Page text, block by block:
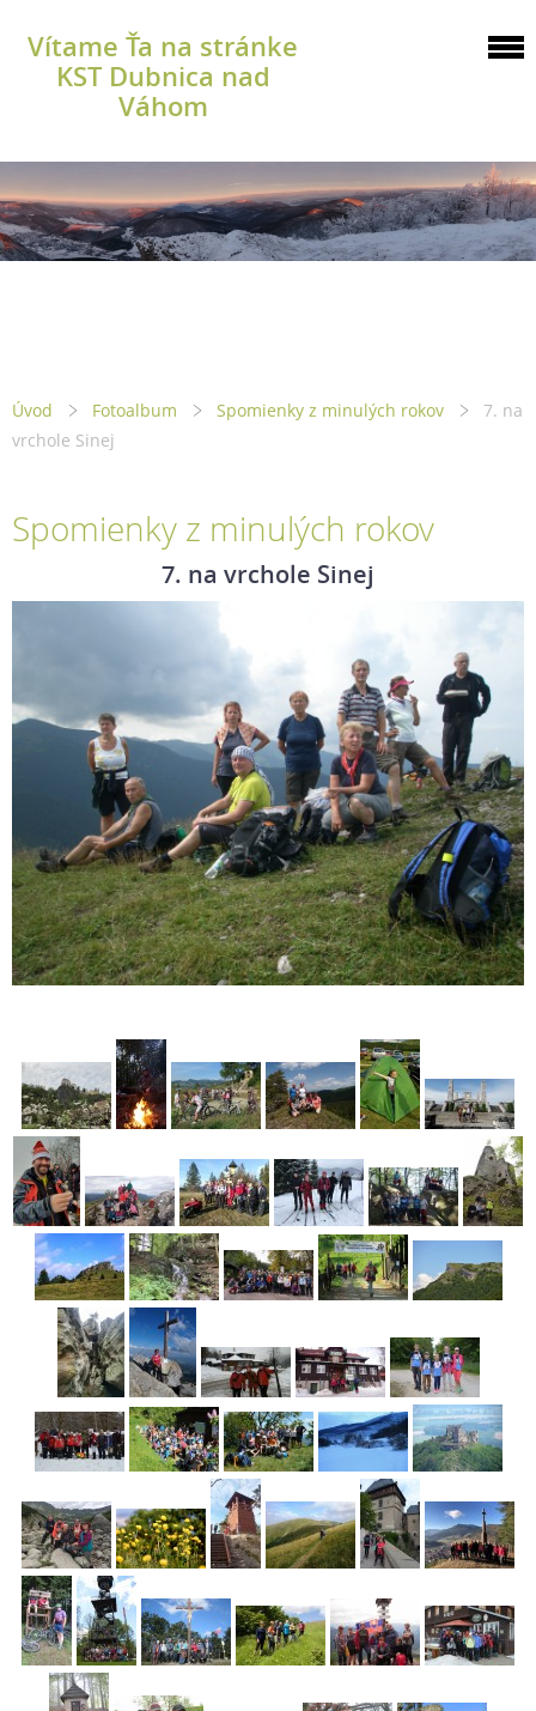
Vítame Ťa na stránke
KST Dubnica nad
Váhom
Úvod Fotoalbum Spomienky z minulých rokov
7. na
vrchole Sinej
Spomienky z minulých rokov
7. na vrchole Sinej